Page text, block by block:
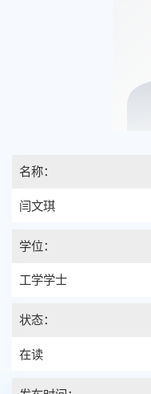
名称：
闫文琪
学位：
工学学士
状态：
在读